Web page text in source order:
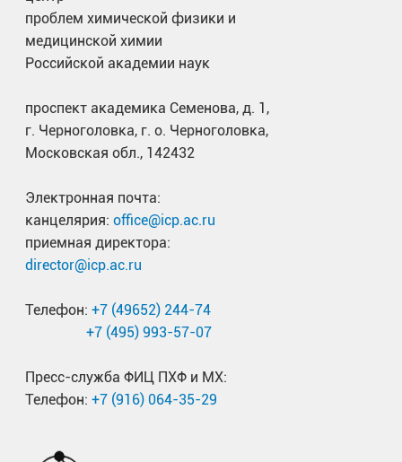
проблем химической физики и
медицинской химии
Российской академии наук
проспект академика Семенова, д. 1,
г. Черноголовка, г. о. Черноголовка,
Московская обл., 142432
Электронная почта:
канцелярия: office@icp.ac.ru
приемная директора:
director@icp.ac.ru
Телефон: +7 (49652) 244-74
+7 (495) 993-57-07
Пресс-служба ФИЦ ПХФ и МХ:
Телефон: +7 (916) 064-35-29